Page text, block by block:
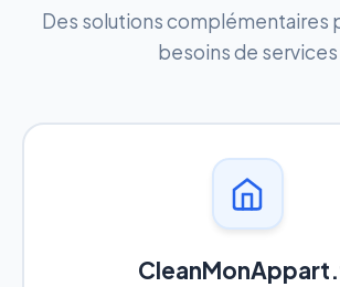
Des solutions complémentaires
besoins de services